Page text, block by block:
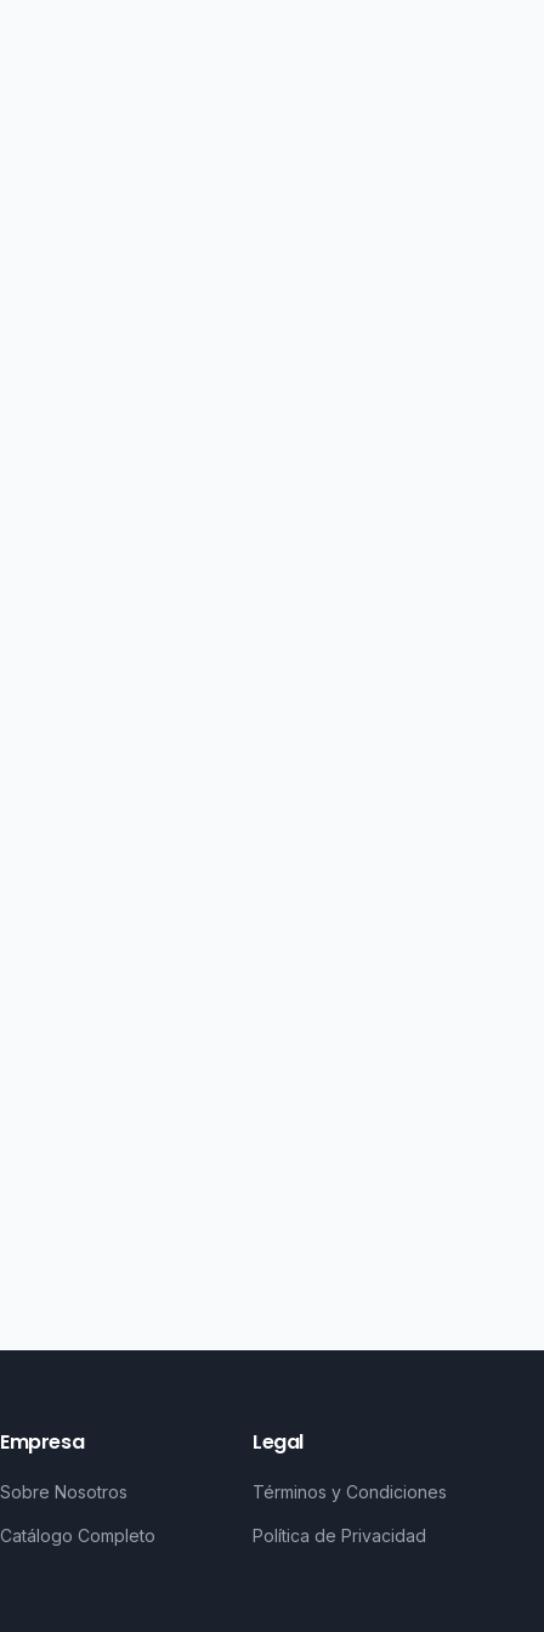
Empresa
Sobre Nosotros
Catálogo Completo
Legal
Términos y Condiciones
Política de Privacidad